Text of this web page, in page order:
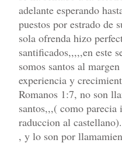
adelante esperando
puestos por estrado de
sola ofrenda hizo
santificados,,,,,en este
somos santos al
experiencia y
Romanos 1:7, no son
santos,,,( como
raduccion al
, y lo son por